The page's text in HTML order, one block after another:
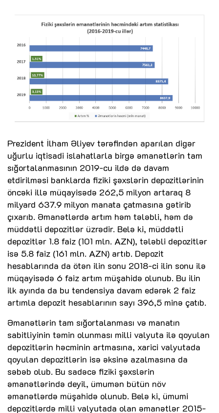
Prezident İlham Əliyev tərəfindən aparılan digər
uğurlu iqtisadi islahatlarla birgə əmanətlərin tam
sığortalanmasının 2019-cu ildə də davam
etdirilməsi banklarda fiziki şəxslərin depozitlərinin
öncəki illə müqayisədə 262,5 milyon artaraq 8
milyard 637.9 milyon manata çatmasına gətirib
çıxarıb. Əmanətlərdə artım həm tələbli, həm də
müddətli depozitlər üzrədir. Belə ki, müddətli
depozitlər 1.8 faiz (101 mln. AZN), tələbli depozitlər
isə 5.8 faiz (161 mln. AZN) artıb. Depozit
hesablarında da ötən ilin sonu 2018-ci ilin sonu ilə
müqayisədə 6 faiz artım müşahidə olunub. Bu ilin
ilk ayında da bu tendensiya davam edərək 2 faiz
artımla depozit hesablarının sayı 396,5 minə çatıb.
Əmanətlərin tam sığortalanması və manatın
sabitliyinin təmin olunması milli valyuta ilə qoyulan
depozitlərin həcminin artmasına, xarici valyutada
qoyulan depozitlərin isə əksinə azalmasına da
səbəb olub. Bu sadəcə fiziki şəxslərin
əmanətlərində deyil, ümumən bütün növ
əmanətlərdə müşahidə olunub. Belə ki, ümumi
depozitlərdə milli valyutada olan əmanətlər 2015-